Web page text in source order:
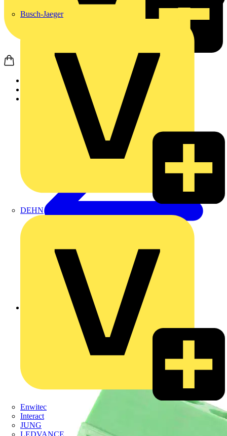
Busch-Jaeger
DEHN
Enwitec
Interact
JUNG
LEDVANCE
Zurück zu Produkte